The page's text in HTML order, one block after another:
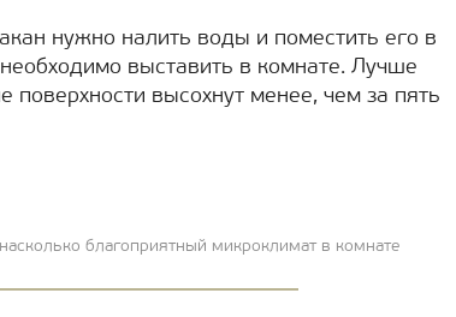
нужно налить воды и поместить его в
выставить в комнате. Лучше
поверхности высохнут менее, чем за пять
благоприятный микроклимат в комнате